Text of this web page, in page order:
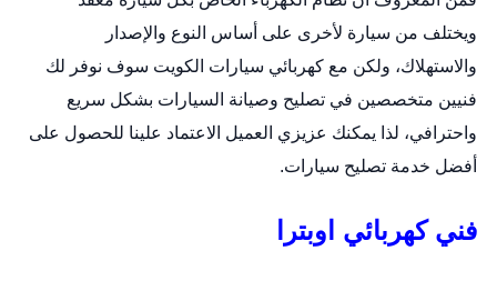
ويختلف من سيارة لأخرى على أساس النوع والإصدار
والاستهلاك، ولكن مع كهربائي سيارات الكويت سوف نوفر لك
فنيين متخصصين في تصليح وصيانة السيارات بشكل سريع
واحترافي، لذا يمكنك عزيزي العميل الاعتماد علينا للحصول على
أفضل خدمة تصليح سيارات.
فني كهربائي اوبترا